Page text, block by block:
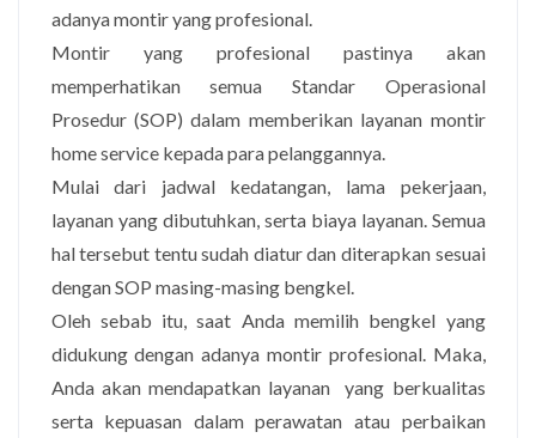
adanya montir yang profesional.
Montir yang profesional pastinya akan
memperhatikan semua Standar Operasional
Prosedur (SOP) dalam memberikan layanan montir
home service kepada para pelanggannya.
Mulai dari jadwal kedatangan, lama pekerjaan,
layanan yang dibutuhkan, serta biaya layanan. Semua
hal tersebut tentu sudah diatur dan diterapkan sesuai
dengan SOP masing-masing bengkel.
Oleh sebab itu, saat Anda memilih bengkel yang
didukung dengan adanya montir profesional. Maka,
Anda akan mendapatkan layanan yang berkualitas
serta kepuasan dalam perawatan atau perbaikan